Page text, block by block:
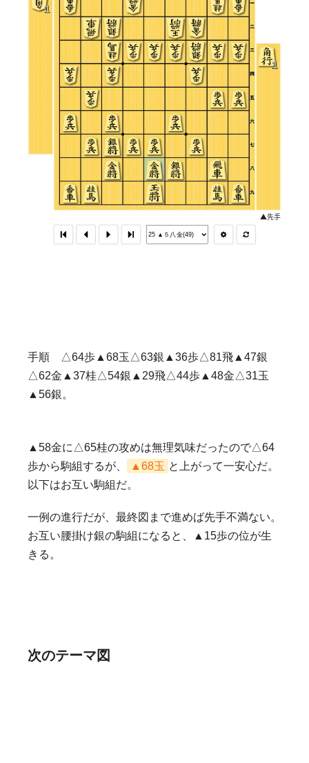
手順 △64歩▲68玉△63銀▲36歩△81飛▲47銀
△62金▲37桂△54銀▲29飛△44歩▲48金△31玉
▲56銀。
▲58金に△65桂の攻めは無理気味だったので△64
歩から駒組するが、
▲68玉 と上がって一安心だ。
以下はお互い駒組だ。
一例の進行だが、最終図まで進めば先手不満ない。
お互い腰掛け銀の駒組になると、▲15歩の位が生
きる。
次のテーマ図